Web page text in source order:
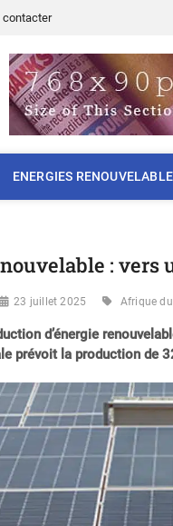
contacter
ENERGIES
: vers
23 juillet 2025 Afrique
d’énergie
prévoit la production de